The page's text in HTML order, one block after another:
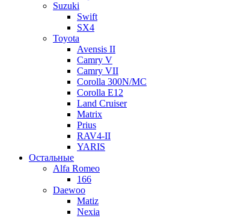
Suzuki
Swift
SX4
Toyota
Avensis II
Camry V
Camry VII
Corolla 300N/MC
Corolla E12
Land Cruiser
Matrix
Prius
RAV4-II
YARIS
Остальные
Alfa Romeo
166
Daewoo
Matiz
Nexia